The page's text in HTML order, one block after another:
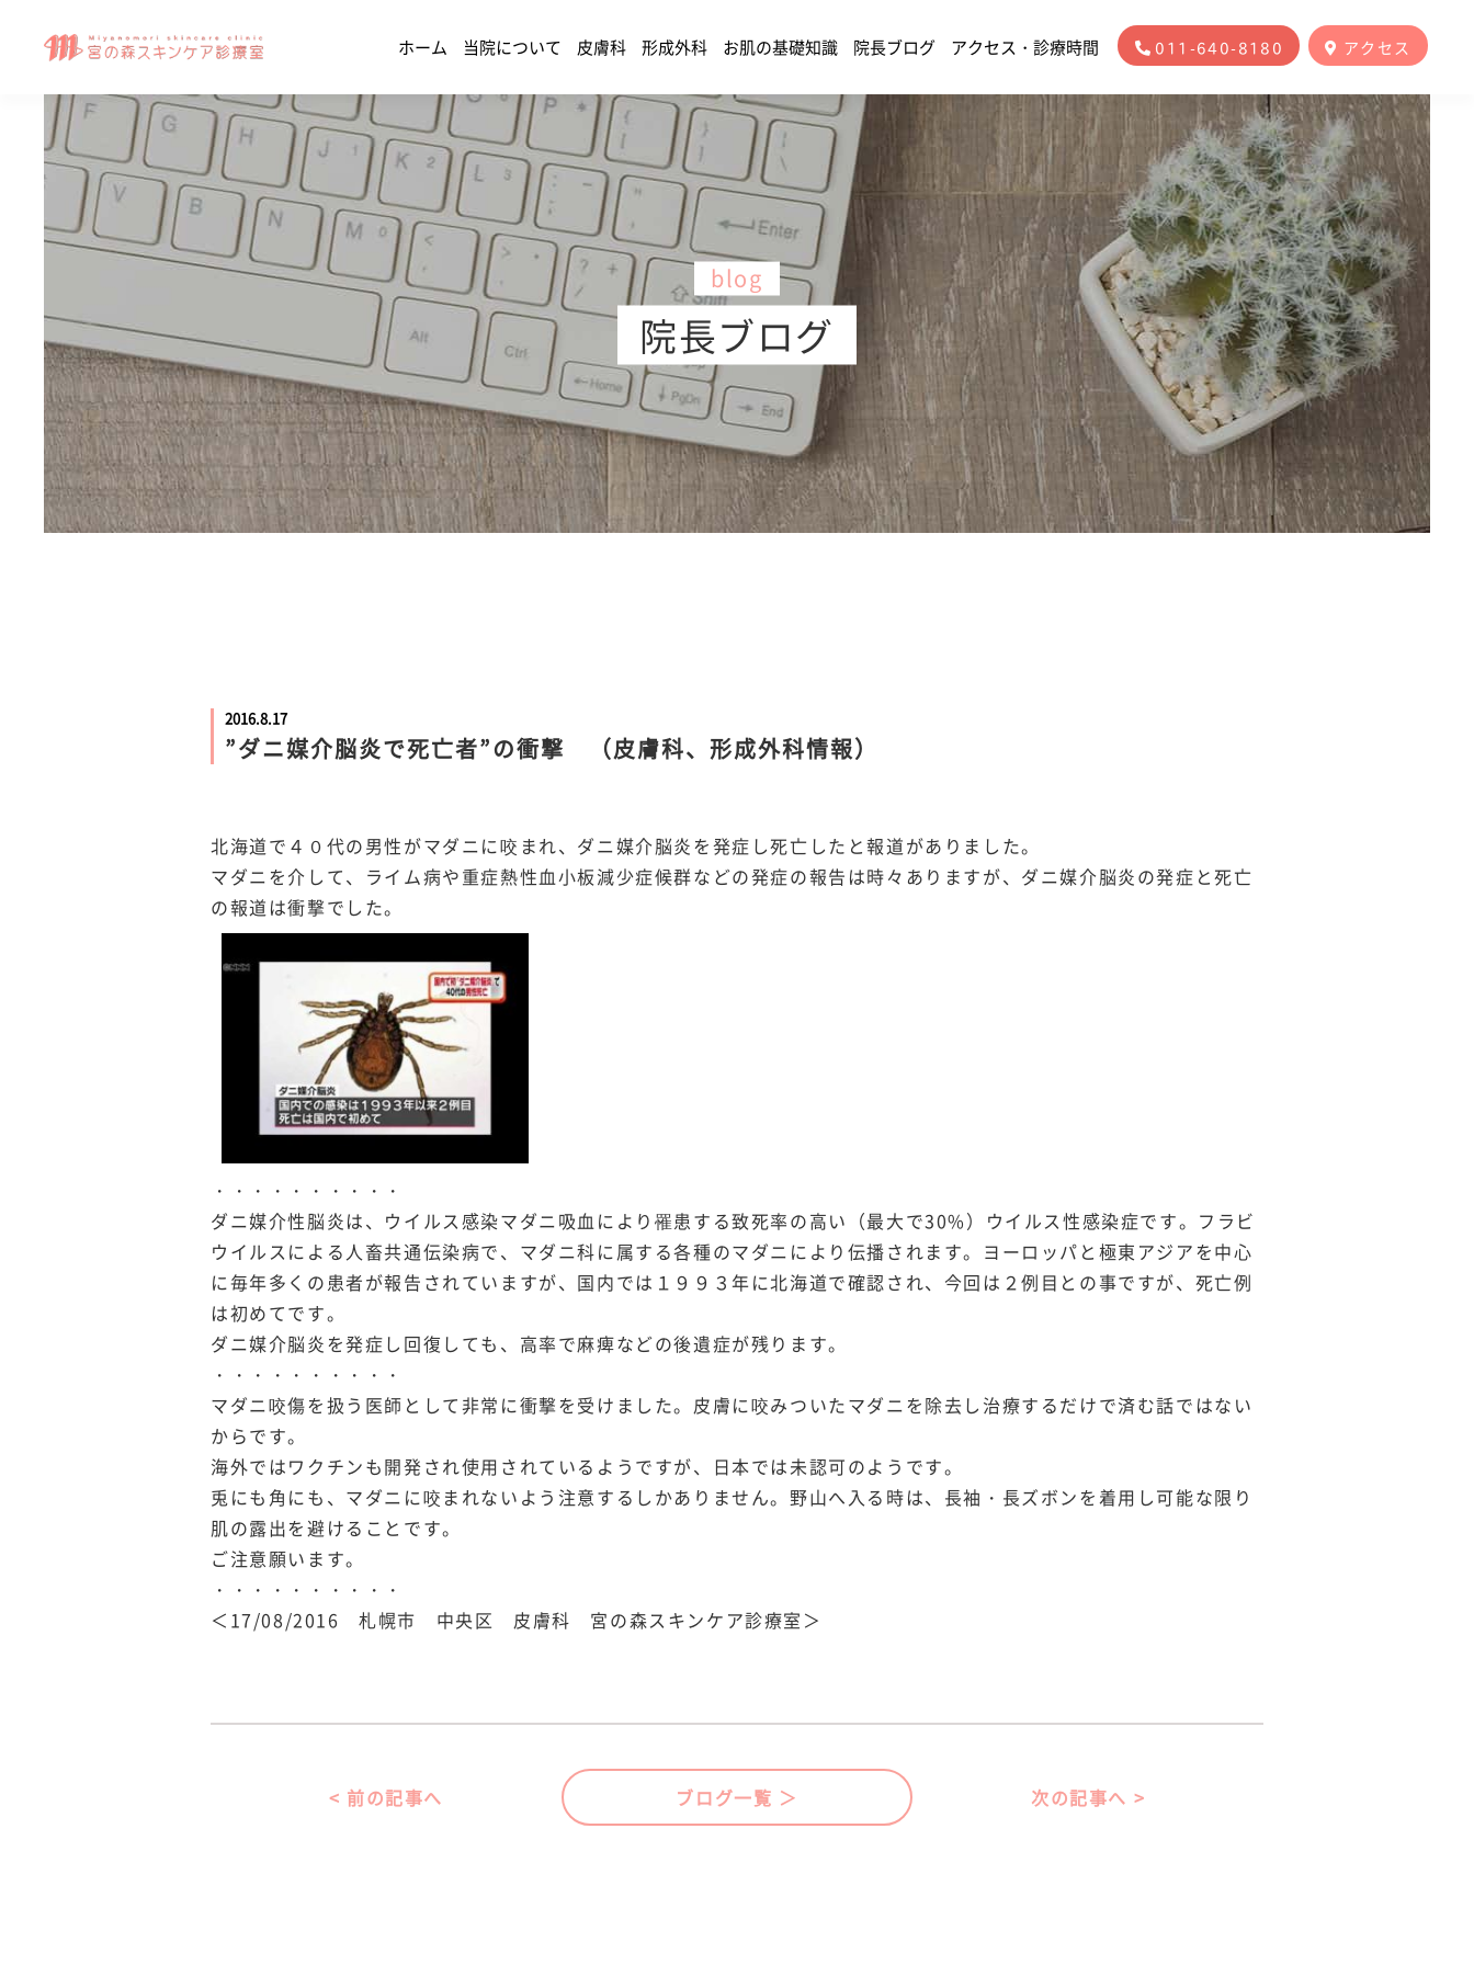
ホーム 当院について 皮膚科 形成外科 お肌の基礎知識 院長ブログ アクセス・診療時間 011-640-8180 アクセス
blog
院長ブログ
2016.8.17
”ダニ媒介脳炎で死亡者”の衝撃 （皮膚科、形成外科情報）
北海道で４０代の男性がマダニに咬まれ、ダニ媒介脳炎を発症し死亡したと報道がありました。
マダニを介して、ライム病や重症熱性血小板減少症候群などの発症の報告は時々ありますが、ダニ媒介脳炎の発症と死亡
の報道は衝撃でした。
・・・・・・・・・・
ダニ媒介性脳炎は、ウイルス感染マダニ吸血により罹患する致死率の高い（最大で30%）ウイルス性感染症です。フラビ
ウイルスによる人畜共通伝染病で、マダニ科に属する各種のマダニにより伝播されます。ヨーロッパと極東アジアを中心
に毎年多くの患者が報告されていますが、国内では１９９３年に北海道で確認され、今回は２例目との事ですが、死亡例
は初めてです。
ダニ媒介脳炎を発症し回復しても、高率で麻痺などの後遺症が残ります。
・・・・・・・・・・
マダニ咬傷を扱う医師として非常に衝撃を受けました。皮膚に咬みついたマダニを除去し治療するだけで済む話ではない
からです。
海外ではワクチンも開発され使用されているようですが、日本では未認可のようです。
兎にも角にも、マダニに咬まれないよう注意するしかありません。野山へ入る時は、長袖・長ズボンを着用し可能な限り
肌の露出を避けることです。
ご注意願います。
・・・・・・・・・・
＜17/08/2016 札幌市 中央区 皮膚科 宮の森スキンケア診療室＞
< 前の記事へ ブログ一覧 ＞ 次の記事へ >